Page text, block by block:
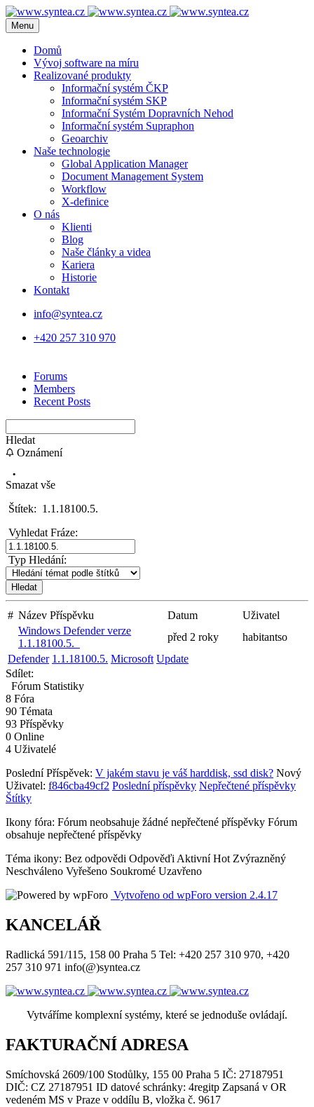
Menu
Domů
Vývoj software na míru
Realizované produkty
Informační systém ČKP
Informační systém SKP
Informační Systém Dopravních Nehod
Informační systém Supraphon
Geoarchiv
Naše technologie
Global Application Manager
Document Management System
Workflow
X-definice
O nás
Klienti
Blog
Naše články a videa
Kariera
Historie
Kontakt
info@syntea.cz
+420 257 310 970
Forums
Members
Recent Posts
Hledat
Oznámení
Smazat vše
Štítek: 1.1.18100.5.
Vyhledat Fráze:
Typ Hledání:
# Název Příspěvku Datum
Uživatel
Windows Defender verze
1.1.18100.5.
před 2 roky
habitantso
Defender 1.1.18100.5. Microsoft Update
Sdílet:
Fórum Statistiky
8 Fóra
90 Témata
93 Příspěvky
0 Online
4 Uživatelé
Poslední Příspěvek: V jakém stavu je váš harddisk, ssd disk? Nový
Uživatel: f846cba49cf2 Poslední příspěvky Nepřečtené příspěvky
Štítky
Ikony fóra: Fórum neobsahuje žádné nepřečtené příspěvky Fórum
obsahuje nepřečtené příspěvky
Téma ikony: Bez odpovědi OdpověďiAktivní Hot Zvýrazněný
Neschváleno Vyřešeno Soukromé Uzavřeno
Vytvořeno od wpForo version 2.4.17
KANCELÁŘ
Radlická 591/115, 158 00 Praha 5 Tel: +420 257 310 970, +420
257 310 971 info(@)syntea.cz
Vytváříme komplexní systémy, které se jednoduše ovládají.
FAKTURAČNÍ ADRESA
Smíchovská 2609/100 Stodůlky, 155 00 Praha 5 IČ: 27187951
DIČ: CZ 27187951 ID datové schránky: 4regitp Zapsaná v OR
vedeném MS v Praze v oddílu B, vložka č. 9617